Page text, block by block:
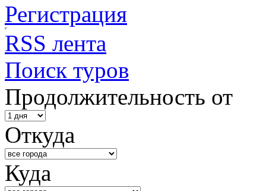
Регистрация
RSS лента
Поиск туров
Продолжительность от
Откуда
Куда